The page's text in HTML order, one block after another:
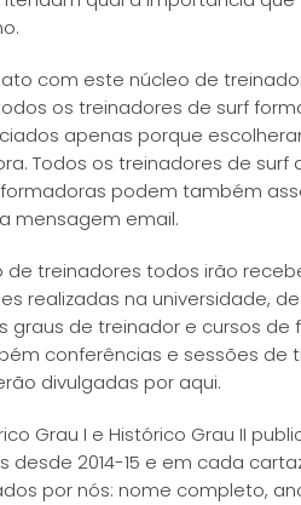
com este núcleo de
os treinadores de surf
apenas porque
Todos os treinadores de
podem também
mensagem email.
de treinadores todos irão
realizadas na universidade,
graus de treinador e cursos
conferências e sessões de
divulgadas por aqui.
Grau I e Histórico Grau II
desde 2014-15 e em cada
por nós: nome completo,